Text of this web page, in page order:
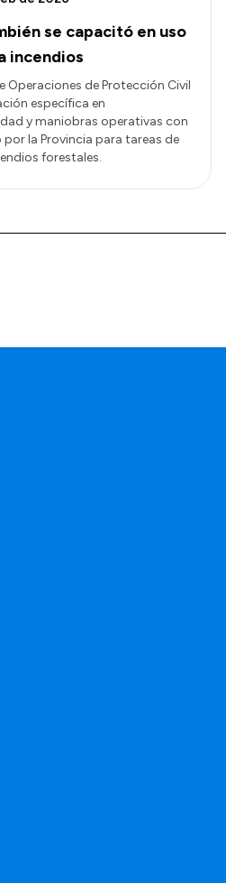
se capacitó en uso
incendios
Operaciones de Protección Civil
específica en
y maniobras operativas con
la Provincia para tareas de
forestales.